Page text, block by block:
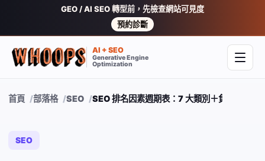
GEO / AI SEO 轉型前，先檢查網站可見度
預約診斷
AI + SEO
Generative Engine
Optimization
開啟
首頁 部落格 SEO SEO 排名因素週期表：7 大類別＋負面因素
SEO